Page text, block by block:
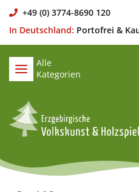
+49 (0) 3774-8690 120
In Deutschland: Portofrei &
Alle
Kategorien